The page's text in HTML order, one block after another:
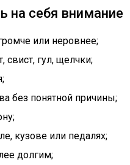
на себя внимание
или неровнее;
свист, гул, щелчки;
без понятной причины;
кузове или педалях;
долгим;